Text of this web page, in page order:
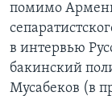
помимо
в интервью
бакинский
Мусабеков (в